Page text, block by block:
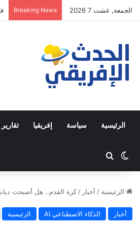
الجمعة, غشت 7 2026 Breaking News
الرئيسية سياسة إفريقيا
Switch skin
ابحث عن
الرئيسية / أخبار / كرة القدم.. هل أصبحت
أخبار الذكاء الاصطناعي AI الرئيسية